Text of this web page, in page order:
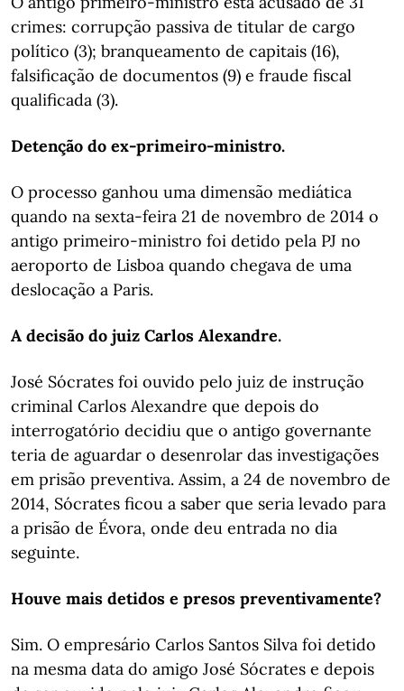
crimes: corrupção passiva de titular de cargo
político (3); branqueamento de capitais (16),
falsificação de documentos (9) e fraude fiscal
qualificada (3).
Detenção do ex-primeiro-ministro.
O processo ganhou uma dimensão mediática
quando na sexta-feira 21 de novembro de 2014 o
antigo primeiro-ministro foi detido pela PJ no
aeroporto de Lisboa quando chegava de uma
deslocação a Paris.
A decisão do juiz Carlos Alexandre.
José Sócrates foi ouvido pelo juiz de instrução
criminal Carlos Alexandre que depois do
interrogatório decidiu que o antigo governante
teria de aguardar o desenrolar das investigações
em prisão preventiva. Assim, a 24 de novembro de
2014, Sócrates ficou a saber que seria levado para
a prisão de Évora, onde deu entrada no dia
seguinte.
Houve mais detidos e presos preventivamente?
Sim. O empresário Carlos Santos Silva foi detido
na mesma data do amigo José Sócrates e depois